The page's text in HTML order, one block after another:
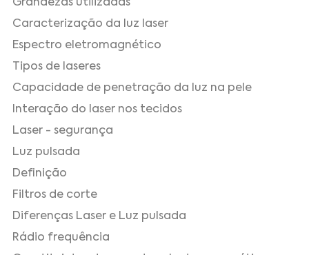
Grandezas utilizadas
Caracterização da luz laser
Espectro eletromagnético
Tipos de laseres
Capacidade de penetração da luz na pele
Interação do laser nos tecidos
Laser - segurança
Luz pulsada
Definição
Filtros de corte
Diferenças Laser e Luz pulsada
Rádio frequência